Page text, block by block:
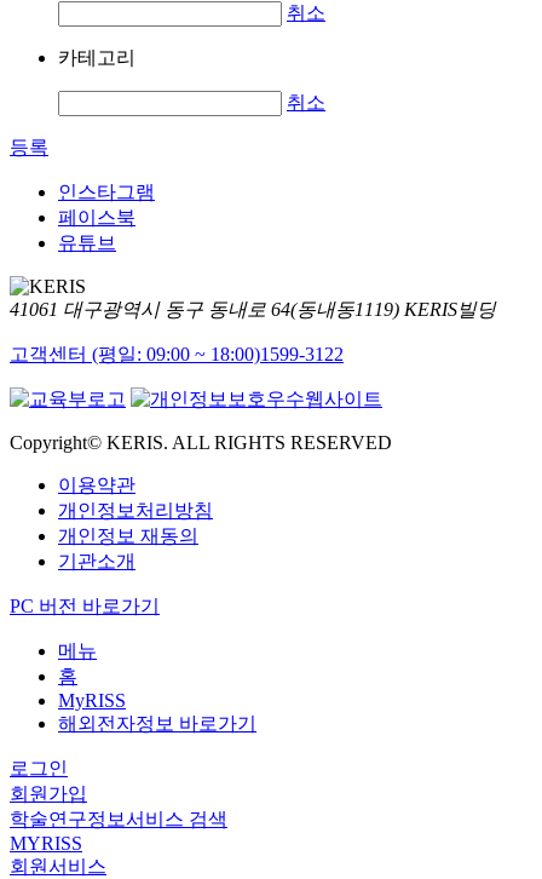
취소
카테고리
취소
등록
인스타그램
페이스북
유튜브
41061 대구광역시 동구 동내로 64(동내동1119) KERIS빌딩
고객센터 (평일: 09:00 ~ 18:00)1599-3122
Copyright© KERIS. ALL RIGHTS RESERVED
이용약관
개인정보처리방침
개인정보 재동의
기관소개
PC 버전 바로가기
메뉴
홈
MyRISS
해외전자정보 바로가기
로그인
회원가입
학술연구정보서비스 검색
MYRISS
회원서비스